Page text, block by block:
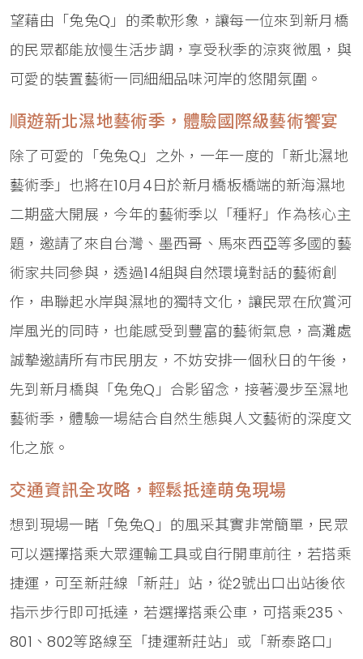
望藉由「兔兔Q」的柔軟形象，讓每一位來到新月橋
的民眾都能放慢生活步調，享受秋季的涼爽微風，與
可愛的裝置藝術一同細細品味河岸的悠閒氛圍。
順遊新北濕地藝術季，體驗國際級藝術饗宴
除了可愛的「兔兔Q」之外，一年一度的「新北濕地
藝術季」也將在10月4日於新月橋板橋端的新海濕地
二期盛大開展，今年的藝術季以「種籽」作為核心主
題，邀請了來自台灣、墨西哥、馬來西亞等多國的藝
術家共同參與，透過14組與自然環境對話的藝術創
作，串聯起水岸與濕地的獨特文化，讓民眾在欣賞河
岸風光的同時，也能感受到豐富的藝術氣息，高灘處
誠摯邀請所有市民朋友，不妨安排一個秋日的午後，
先到新月橋與「兔兔Q」合影留念，接著漫步至濕地
藝術季，體驗一場結合自然生態與人文藝術的深度文
化之旅。
交通資訊全攻略，輕鬆抵達萌兔現場
想到現場一睹「兔兔Q」的風采其實非常簡單，民眾
可以選擇搭乘大眾運輸工具或自行開車前往，若搭乘
捷運，可至新莊線「新莊」站，從2號出口出站後依
指示步行即可抵達，若選擇搭乘公車，可搭乘235、
801、802等路線至「捷運新莊站」或「新泰路口」